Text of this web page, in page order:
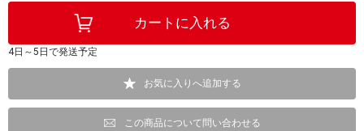
4日～5日で発送予定
お気に入りへ追加する
この商品について問い合わせる